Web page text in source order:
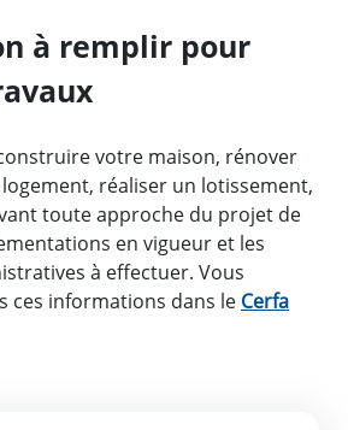
à remplir pour
votre maison, rénover
réaliser un lotissement,
toute approche du projet de
en vigueur et les
à effectuer. Vous
ces informations dans le Cerfa